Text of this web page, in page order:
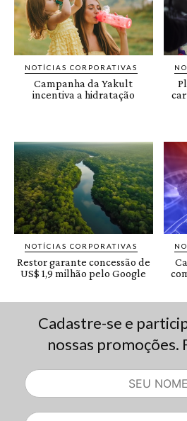
Cadastre-se e
nossas promoções.